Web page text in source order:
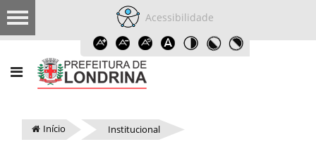
Acessibilidade
Início Institucional